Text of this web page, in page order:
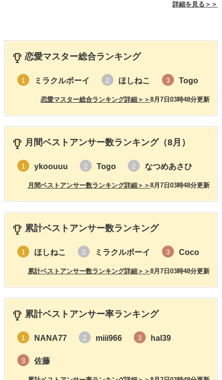
詳細を見る＞＞
恋愛マスター総合ランキング
1 ミラクルボーイ 2 ほしねこ 3 Togo
8月7日03時48分更新
恋愛マスター総合ランキング詳細＞＞
月間ベストアンサー数ランキング（8月）
1 ykoouuu 2 Togo 2 なつめあさひ
8月7日03時48分更新
月間ベストアンサー数ランキング詳細＞＞
累計ベストアンサー数ランキング
1 ほしねこ 2 ミラクルボーイ 3 Coco
8月7日03時48分更新
累計ベストアンサー数ランキング詳細＞＞
累計ベストアンサー率ランキング
1 NANA77 2 miii966 3 hal39
3 佐藤